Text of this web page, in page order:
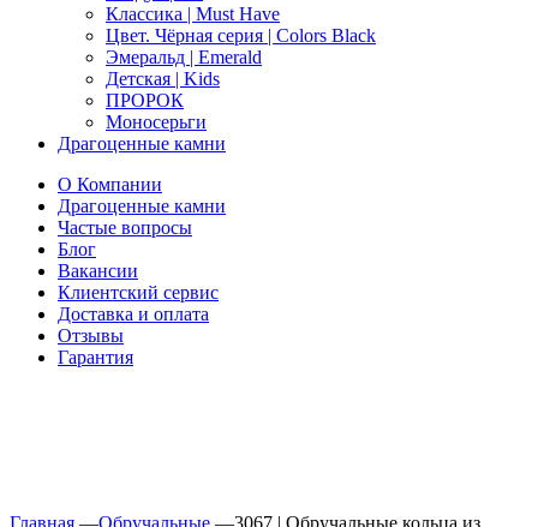
Классика | Must Have
Цвет. Чёрная серия | Colors Black
Эмеральд | Emerald
Детская | Kids
ПРОРОК
Моносерьги
Драгоценные камни
О Компании
Драгоценные камни
Частые вопросы
Блог
Вакансии
Клиентский сервис
Доставка и оплата
Отзывы
Гарантия
Главная —Обручальные —3067 | Обручальные кольца из